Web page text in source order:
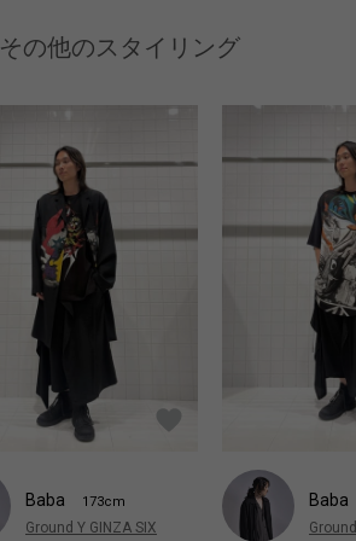
その他のスタイリング
Baba 173cm
Ground Y GINZA SIX
Baba